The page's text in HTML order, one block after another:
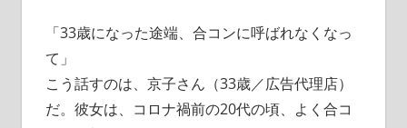
「33歳になった途端、合コンに呼ばれなくなっ
て」
こう話すのは、京子さん（33歳／広告代理店）
だ。彼女は、コロナ禍前の20代の頃、よく合コ